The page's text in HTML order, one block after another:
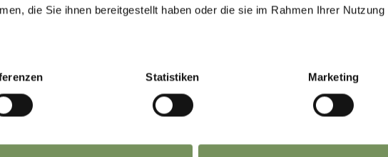
die Sie ihnen bereitgestellt haben oder die sie im Rahmen Ihrer Nutzung
Statistiken Marketing
UTILE? SÌ NO
prossima visita a Marlengo!